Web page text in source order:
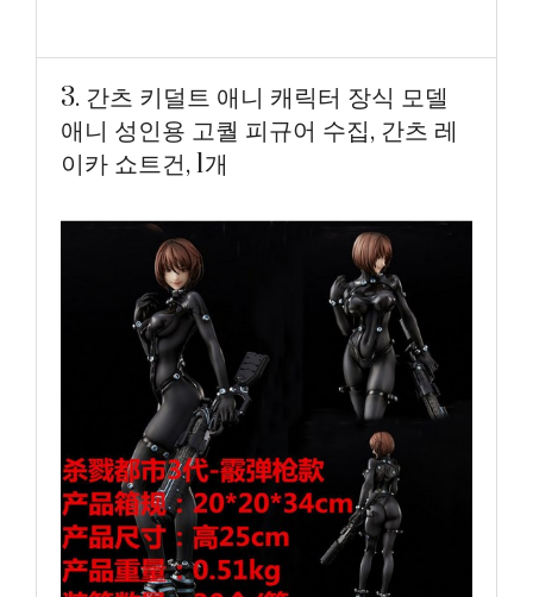
3. 간츠 키덜트 애니 캐릭터 장식 모델
애니 성인용 고퀄 피규어 수집, 간츠 레
이카 쇼트건, 1개